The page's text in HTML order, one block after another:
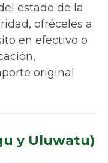
estado de la
ofréceles a
en efectivo o
original
y Uluwatu)